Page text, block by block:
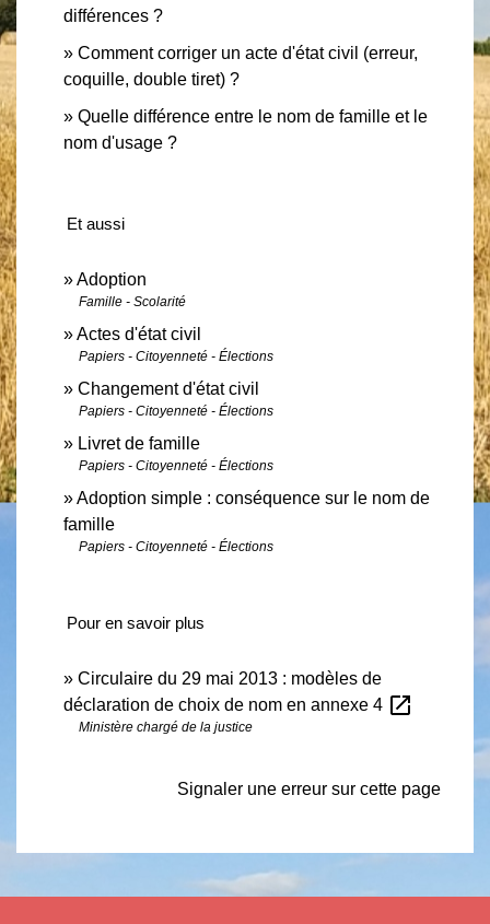
différences ?
Comment corriger un acte d'état civil (erreur,
coquille, double tiret) ?
Quelle différence entre le nom de famille et le
nom d'usage ?
Et aussi
Adoption
Famille - Scolarité
Actes d'état civil
Papiers - Citoyenneté - Élections
Changement d'état civil
Papiers - Citoyenneté - Élections
Livret de famille
Papiers - Citoyenneté - Élections
Adoption simple : conséquence sur le nom de
famille
Papiers - Citoyenneté - Élections
Pour en savoir plus
Circulaire du 29 mai 2013 : modèles de
déclaration de choix de nom en annexe 4 open_in_new
Ministère chargé de la justice
Signaler une erreur sur cette page